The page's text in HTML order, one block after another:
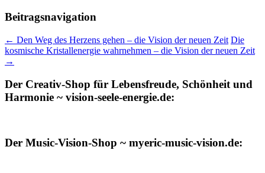
Beitragsnavigation
← Den Weg des Herzens gehen – die Vision der neuen Zeit Die
kosmische Kristallenergie wahrnehmen – die Vision der neuen Zeit
→
Der Creativ-Shop für Lebensfreude, Schönheit und
Harmonie ~ vision-seele-energie.de:
Der Music-Vision-Shop ~ myeric-music-vision.de: